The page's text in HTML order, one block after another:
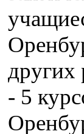
других
- 5